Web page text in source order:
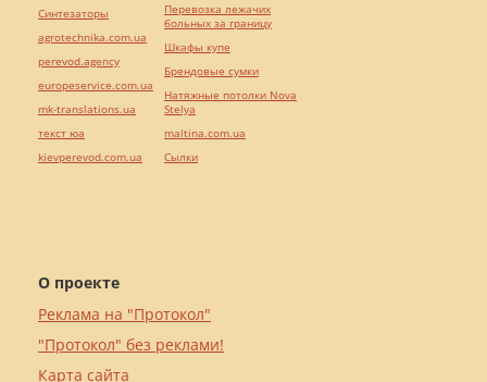
О проекте
Реклама на "Протокол"
"Протокол" без реклами!
Карта сайта
Синтезаторы
agrotechnika.com.ua
perevod.agency
europeservice.com.ua
mk-translations.ua
текст юа
kievperevod.com.ua
Перевозка лежачих
больных за границу
Шкафы купе
Брендовые сумки
Натяжные потолки Nova
Stelya
maltina.com.ua
Cылки